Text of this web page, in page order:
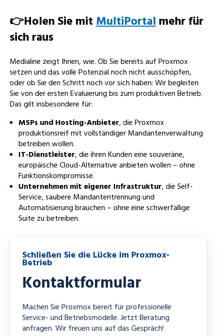
👉Holen Sie mitMultiPortalmehr für
sich raus
Medialine zeigt Ihnen, wie. Ob Sie bereits auf Proxmox
setzen und das volle Potenzial noch nicht ausschöpfen,
oder ob Sie den Schritt noch vor sich haben: Wir begleiten
Sie von der ersten Evaluierung bis zum produktiven Betrieb.
Das gilt insbesondere für:
MSPs und Hosting-Anbieter, die Proxmox
produktionsreif mit vollständiger Mandantenverwaltung
betreiben wollen.
IT-Dienstleister, die ihren Kunden eine souveräne,
europäische Cloud-Alternative anbieten wollen – ohne
Funktionskompromisse.
Unternehmen mit eigener Infrastruktur, die Self-
Service, saubere Mandantentrennung und
Automatisierung brauchen – ohne eine schwerfällige
Suite zu betreiben.
Schließen Sie die Lücke im Proxmox-
Betrieb
Kontaktformular
Machen Sie Proxmox bereit für professionelle
Service- und Betriebsmodelle. Jetzt Beratung
anfragen. Wir freuen uns auf das Gespräch!